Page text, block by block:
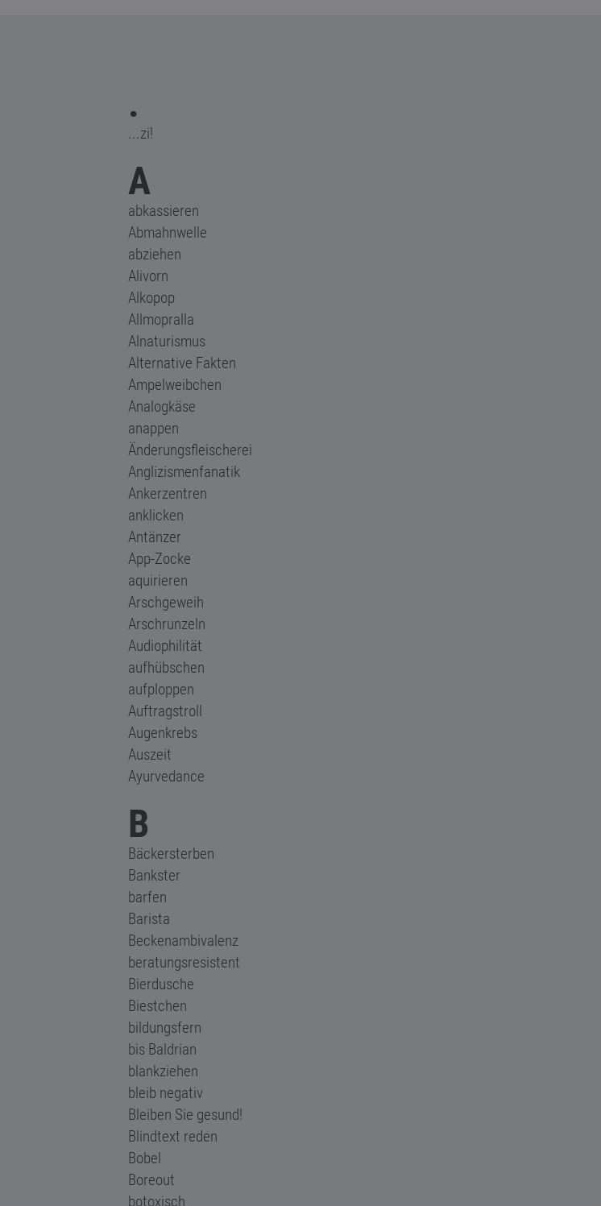
.
...zi!
A
abkassieren
Abmahnwelle
abziehen
Alivorn
Alkopop
Allmopralla
Alnaturismus
Alternative Fakten
Ampelweibchen
Analogkäse
anappen
Änderungsfleischerei
Anglizismenfanatik
Ankerzentren
anklicken
Antänzer
App-Zocke
aquirieren
Arschgeweih
Arschrunzeln
Audiophilität
aufhübschen
aufploppen
Auftragstroll
Augenkrebs
Auszeit
Ayurvedance
B
Bäckersterben
Bankster
barfen
Barista
Becken­ambivalenz
beratungsresistent
Bierdusche
Biestchen
bildungsfern
bis Baldrian
blankziehen
bleib negativ
Bleiben Sie gesund!
Blindtext reden
Bobel
Boreout
botoxisch